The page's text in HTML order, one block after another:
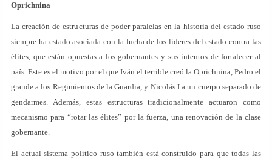
Oprichnina
La creación de estructuras de poder paralelas en la historia del estado ruso
siempre ha estado asociada con la lucha de los líderes del estado contra las
élites, que están opuestas a los gobernantes y sus intentos de fortalecer al
país. Este es el motivo por el que Iván el terrible creó la Oprichnina, Pedro el
grande a los Regimientos de la Guardia, y Nicolás I a un cuerpo separado de
gendarmes. Además, estas estructuras tradicionalmente actuaron como
mecanismo para “rotar las élites” por la fuerza, una renovación de la clase
gobernante.
El actual sistema político ruso también está construido para que todas las